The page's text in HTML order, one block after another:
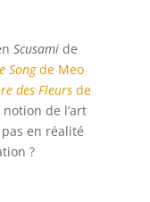
Scusamide
Songde Meo
des Fleursde
de l’art
en réalité
?